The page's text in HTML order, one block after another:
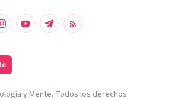
y Mente. Todos los derechos